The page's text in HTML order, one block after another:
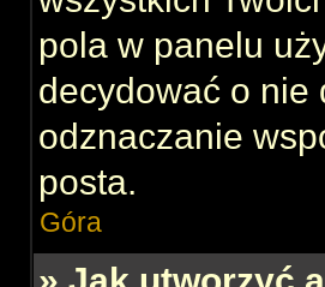
pola w panelu
decydować o nie
odznaczanie
posta.
Góra